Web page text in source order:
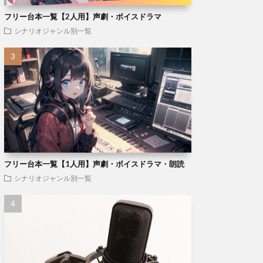
フリー台本一覧【2人用】声劇・ボイスドラマ
シナリオジャンル別一覧
フリー台本一覧【1人用】声劇・ボイスドラマ・朗読
シナリオジャンル別一覧